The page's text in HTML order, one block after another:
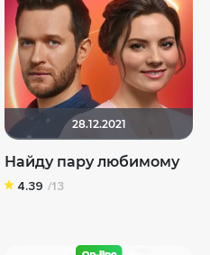
28.12.2021
Найду пару любимому
4.39 /13